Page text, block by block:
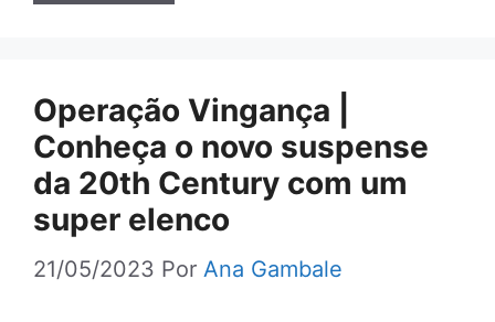
Operação Vingança |
Conheça o novo suspense
da 20th Century com um
super elenco
21/05/2023 Por Ana Gambale